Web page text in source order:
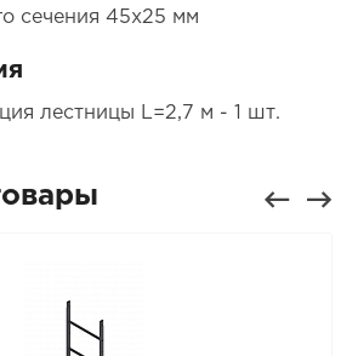
сечения 45х25 мм
лестницы L=2,7 м - 1 шт.